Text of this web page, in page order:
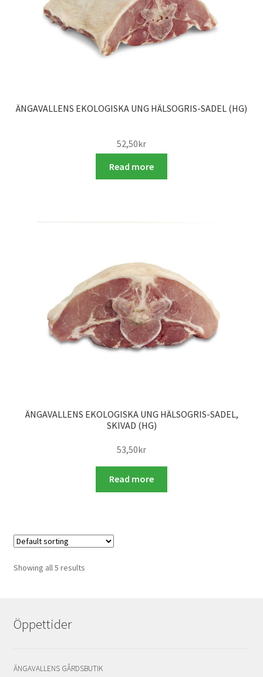
ÄNGAVALLENS EKOLOGISKA UNG HÄLSOGRIS-SADEL (HG)
52,50kr
Read more
ÄNGAVALLENS EKOLOGISKA UNG HÄLSOGRIS-SADEL,
SKIVAD (HG)
53,50kr
Read more
Showing all 5 results
Öppettider
ÄNGAVALLENS GÅRDSBUTIK